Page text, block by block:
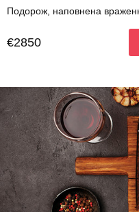
Подорож, наповнена
€2850